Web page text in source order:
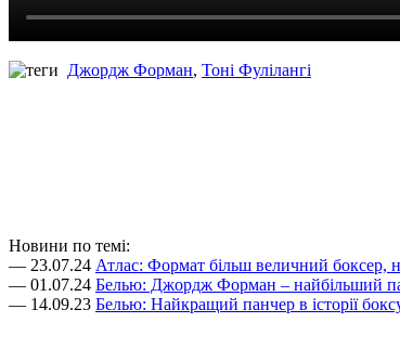
Джордж Форман, Тоні Фулілангі
Новини по темі:
— 23.07.24 Атлас: Формат більш величний боксер,
— 01.07.24 Белью: Джордж Форман – найбільший
— 14.09.23 Белью: Найкращий панчер в історії